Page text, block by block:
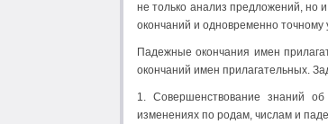
не только анализ предложений, но
окончаний и одновремен­но
Падежные окончания имен
окончаний имен прилагательных.
1. Совершенствование знаний об
изменениях по родам, числам и